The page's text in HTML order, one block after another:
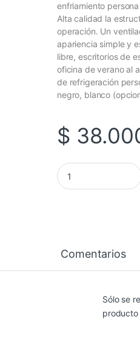
enfriamiento
Alta calidad la
operación. Un
apariencia simple y
libre, escritorios de
oficina de verano al
de refrigeración
negro, blanco
$
Mini Ventilador A9
Comentarios
Sólo se
producto